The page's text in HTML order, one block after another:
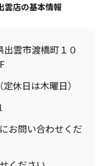
雲店の基本情報
雲市渡橋町１０
休日は木曜日）
お問い合わせくだ